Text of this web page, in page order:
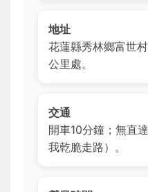
地址
花蓮縣秀林鄉富世
公里處。
交通
開車10分鐘；無直
我乾脆走路）。